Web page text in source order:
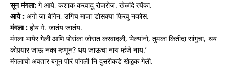
सून मंगला: गे आये, कशाक करवादू रोजरोज. खेळांदे त्येंका.
आये : अगो जा बेगिन, उगिच माजा डोसक्या फिरवु नकोस.
मंगला : होय गे. जातंय जातंय.
मंगला भायेर गेली आणि पोरांका जोरात करवादली, ‘मेल्यांनो, तुमका कितीदा सांगुचा, थय
कोपर्‍यार जाऊ नका म्हणून? थय जाऊचा नाय म्हंजे नाय.’
मंगलाचो अवतार बगून पोरं पांगली नि दुसरीकडे खेळूक गेली.